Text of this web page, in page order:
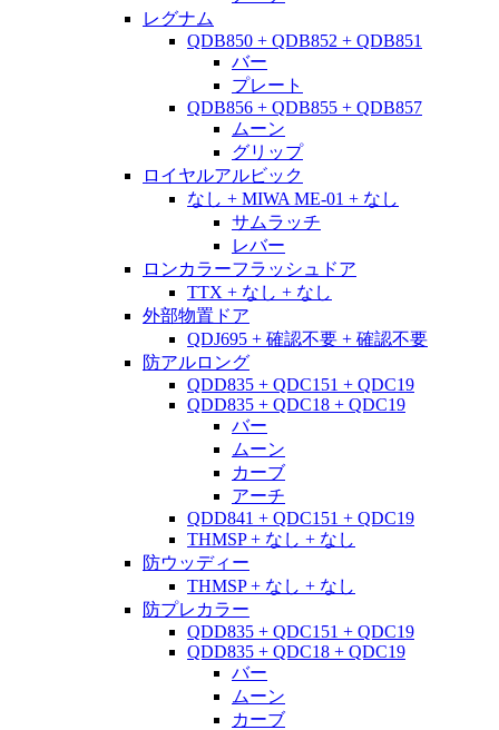
レグナム
QDB850 + QDB852 + QDB851
バー
プレート
QDB856 + QDB855 + QDB857
ムーン
グリップ
ロイヤルアルビック
なし + MIWA ME-01 + なし
サムラッチ
レバー
ロンカラーフラッシュドア
TTX + なし + なし
外部物置ドア
QDJ695 + 確認不要 + 確認不要
防アルロング
QDD835 + QDC151 + QDC19
QDD835 + QDC18 + QDC19
バー
ムーン
カーブ
アーチ
QDD841 + QDC151 + QDC19
THMSP + なし + なし
防ウッディー
THMSP + なし + なし
防プレカラー
QDD835 + QDC151 + QDC19
QDD835 + QDC18 + QDC19
バー
ムーン
カーブ